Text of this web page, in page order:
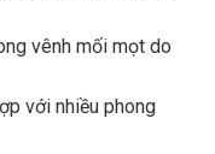
vênh mối mọt do
với nhiều phong